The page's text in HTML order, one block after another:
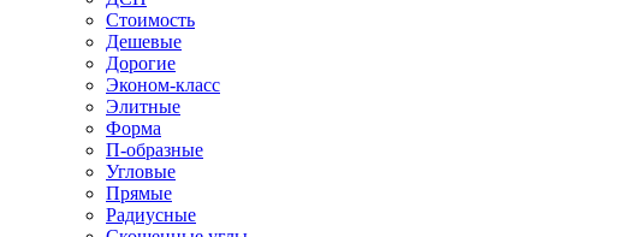
Стоимость
Дешевые
Дорогие
Эконом-класс
Элитные
Форма
П-образные
Угловые
Прямые
Радиусные